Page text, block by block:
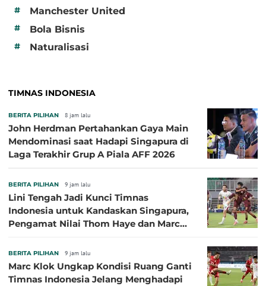
# Manchester United
# Bola Bisnis
# Naturalisasi
TIMNAS INDONESIA
BERITA PILIHAN 8 jam lalu
John Herdman Pertahankan Gaya Main
Mendominasi saat Hadapi Singapura di
Laga Terakhir Grup A Piala AFF 2026
BERITA PILIHAN 9 jam lalu
Lini Tengah Jadi Kunci Timnas
Indonesia untuk Kandaskan Singapura,
Pengamat Nilai Thom Haye dan Marc
BERITA PILIHAN 9 jam lalu
Marc Klok Ungkap Kondisi Ruang Ganti
Timnas Indonesia Jelang Menghadapi